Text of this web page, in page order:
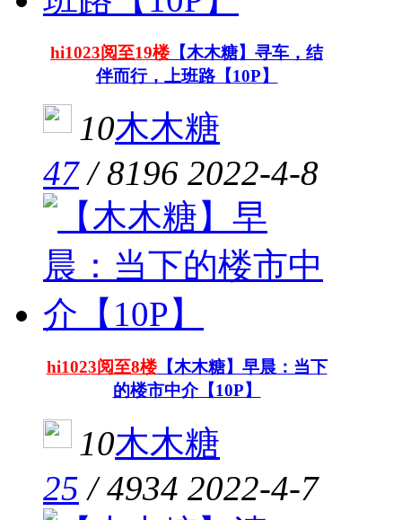
hi1023阅至19楼【木木糖】寻车，结
伴而行，上班路【10P】
10木木糖
47/8196 2022-4-8
hi1023阅至8楼【木木糖】早晨：当下
的楼市中介【10P】
10木木糖
25 /4934 2022-4-7